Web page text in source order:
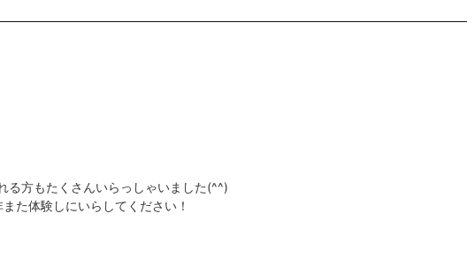
方もたくさんいらっしゃいました(^^)
た体験しにいらしてください！